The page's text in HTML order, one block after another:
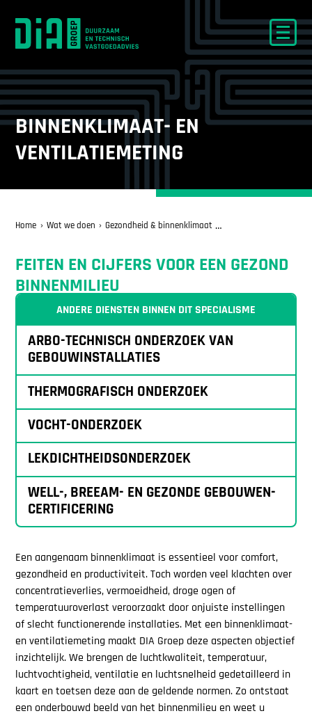
BINNENKLIMAAT- EN
VENTILATIEMETING
Home Wat we doen Gezondheid & binnenklimaat
FEITEN EN CIJFERS VOOR EEN GEZOND
BINNENMILIEU
ANDERE DIENSTEN BINNEN DIT SPECIALISME
ARBO-TECHNISCH ONDERZOEK VAN
GEBOUWINSTALLATIES
THERMOGRAFISCH ONDERZOEK
VOCHT-ONDERZOEK
LEKDICHTHEIDSONDERZOEK
WELL-, BREEAM- EN GEZONDE GEBOUWEN-
CERTIFICERING
Een aangenaam binnenklimaat is essentieel voor comfort,
gezondheid en productiviteit. Toch worden veel klachten over
concentratieverlies, vermoeidheid, droge ogen of
temperatuuroverlast veroorzaakt door onjuiste instellingen
of slecht functionerende installaties. Met een binnenklimaat-
en ventilatiemeting maakt DIA Groep deze aspecten objectief
inzichtelijk. We brengen de luchtkwaliteit, temperatuur,
luchtvochtigheid, ventilatie en luchtsnelheid gedetailleerd in
kaart en toetsen deze aan de geldende normen. Zo ontstaat
een onderbouwd beeld van het binnenmilieu en weet u